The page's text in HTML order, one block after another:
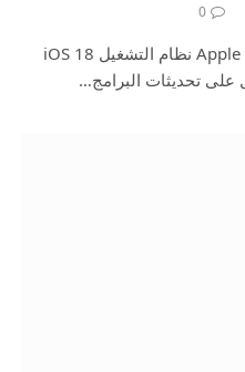
0
لقد مر شهر منذ أن أصدرت شركة Apple نظام التشغيل iOS 18
على تحديثات البرامج…